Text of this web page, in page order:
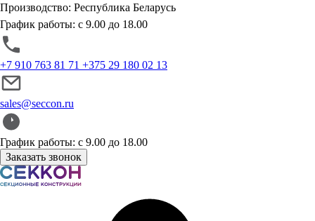
Производство: Республика Беларусь
График работы: с 9.00 до 18.00
+7 910 763 81 71 +375 29 180 02 13
sales@seccon.ru
График работы: с 9.00 до 18.00
Заказать звонок